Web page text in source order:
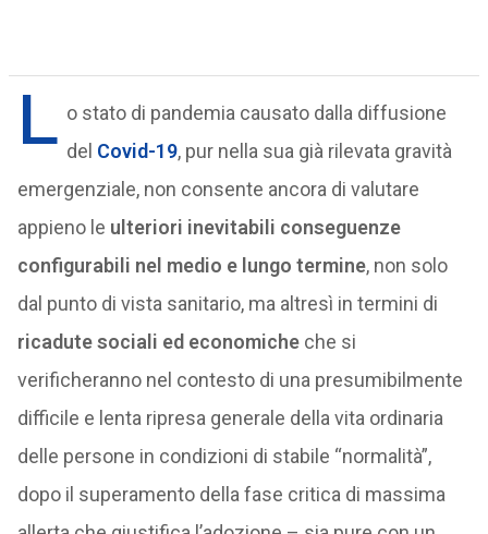
L o stato di pandemia causato dalla diffusione
del Covid-19, pur nella sua già rilevata gravità
emergenziale, non consente ancora di valutare
appieno le ulteriori inevitabili conseguenze
configurabili nel medio e lungo termine, non solo
dal punto di vista sanitario, ma altresì in termini di
ricadute sociali ed economicheche si
verificheranno nel contesto di una presumibilmente
difficile e lenta ripresa generale della vita ordinaria
delle persone in condizioni di stabile “normalità”,
dopo il superamento della fase critica di massima